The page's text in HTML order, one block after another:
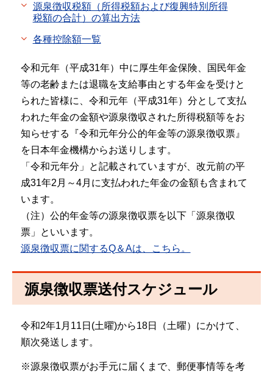
源泉徴収税額（所得税額および復興特別所得
税額の合計）の算出方法
各種控除額一覧
令和元年（平成31年）中に厚生年金保険、国民年金
等の老齢または退職を支給事由とする年金を受けと
られた皆様に、令和元年（平成31年）分として支払
われた年金の金額や源泉徴収された所得税額等をお
知らせする『令和元年分公的年金等の源泉徴収票』
を日本年金機構からお送りします。
「令和元年分」と記載されていますが、改元前の平
成31年2月～4月に支払われた年金の金額も含まれて
います。
（注）公的年金等の源泉徴収票を以下「源泉徴収
票」といいます。
源泉徴収票に関するQ＆Aは、こちら。
源泉徴収票送付スケジュール
令和2年1月11日(土曜)から18日（土曜）にかけて、
順次発送します。
※源泉徴収票がお手元に届くまで、郵便事情等を考